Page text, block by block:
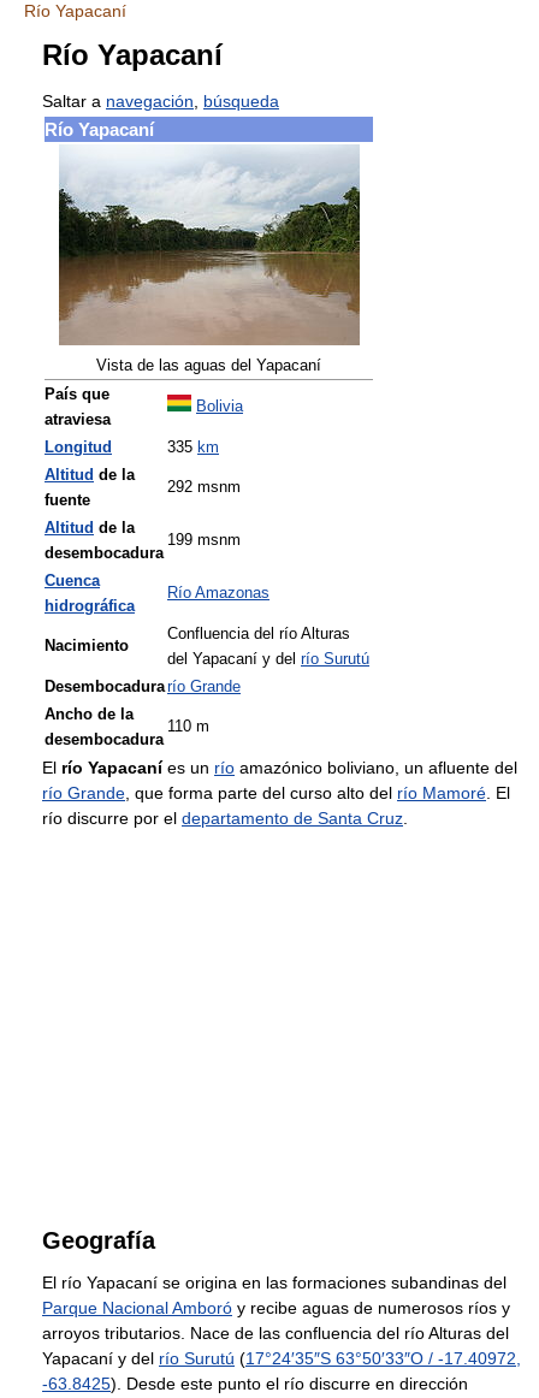
Río Yapacaní
Río Yapacaní
Saltar a navegación búsqueda
Río Yapacaní
Vista de las aguas del Yapacaní
País que
atraviesa
Bolivia
Longitud 335 km
Altitud de la
fuente
292 msnm
Altitud de la
desembocadura
199 msnm
Cuenca
hidrográfica
Río Amazonas
Nacimiento
Confluencia del río Alturas
del Yapacaní y del río Surutú
Desembocadurarío Grande
Ancho de la
desembocadura
110 m
El río Yapacaníes un río amazónico boliviano, un afluente del
río Grande , que forma parte del curso alto del río Mamoré . El
río discurre por el departamento de Santa Cruz
Geografía
El río Yapacaní se origina en las formaciones subandinas del
Parque Nacional Amboró y recibe aguas de numerosos ríos y
arroyos tributarios. Nace de las confluencia del río Alturas del
Yapacaní y del río Surutú (17°24′35″S 63°50′33″O / -17.40972
-63.8425). Desde este punto el río discurre en dirección